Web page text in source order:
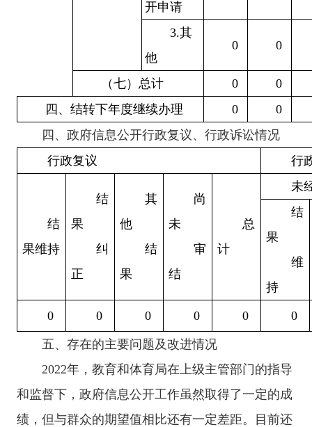
开申请
3.其
他
0 0
（七）总计 0
0
四、结转下年度继续办理
0
0
四、政府信息公开行政复议、行政诉讼情况
行政复议
行
结
果维持
结
果
纠
正
其
他
结
果
尚
未
审
结
总
计
未
结
果
维
持
0 0 0 0 0 0
五、存在的主要问题及改进情况
2022年， 教育和体育局在上级主管部门的指导
和监督下，政府信息公开工作虽然取得了一定的成
绩，但与群众的期望值相比还有一定差距。目前还